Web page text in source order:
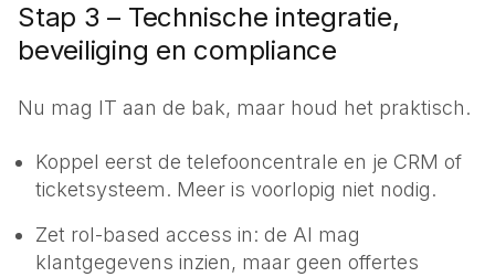
Stap 3 – Technische integratie,
beveiliging en compliance
Nu mag IT aan de bak, maar houd het praktisch.
Koppel eerst de telefooncentrale en je CRM of
ticketsysteem. Meer is voorlopig niet nodig.
Zet rol-based access in: de AI mag
klantgegevens inzien, maar geen offertes